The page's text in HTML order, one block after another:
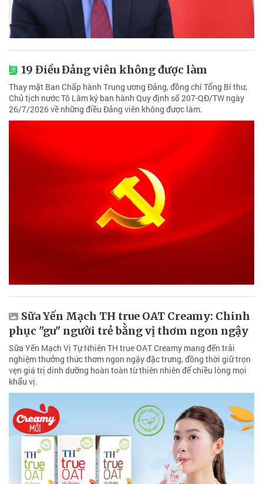
19 Điều Đảng viên không được làm
Thay mặt Ban Chấp hành Trung ương Đảng, đồng chí Tổng Bí thư,
Chủ tịch nước Tô Lâm ký ban hành Quy định số 207-QĐ/TW ngày
26/7/2026 về những điều Đảng viên không được làm.
Sữa Yến Mạch TH true OAT Creamy: Chinh
phục "gu" người trẻ bằng vị thơm ngon ngậy
Sữa Yến Mạch Vị Tự Nhiên TH true OAT Creamy mang đến trải
nghiệm thưởng thức thơm ngon ngậy đặc trưng, đồng thời giữ trọn
vẹn giá trị dinh dưỡng hoàn toàn từ thiên nhiên để chiều lòng mọi
khẩu vị.